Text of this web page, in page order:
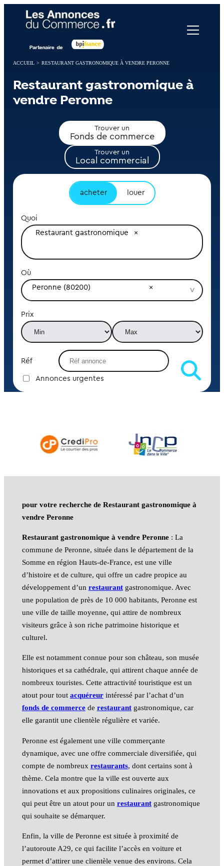
ACCUEIL > RESTAURANT GASTRONOMIQUE À VENDRE PERONNE
Restaurant gastronomique à
vendre Peronne
Trouver un
Fonds de commerce
Trouver un
Local commercial
acheter louer
Quoi
Restaurant gastronomique
Où
Peronne (80200)
Prix
Réf
Annonces urgentes
pour votre recherche de Restaurant gastronomique à
vendre Peronne
Restaurant gastronomique à vendre Peronne: La
commune de Peronne, située dans le département de la
Somme en région Hauts-de-France, est une ville
d’histoire et de culture, qui offre un cadre propice au
développement d’un restaurantgastronomique. Avec
une population de près de 10 000 habitants, Peronne est
une ville de taille moyenne, qui attire de nombreux
visiteurs grâce à son riche patrimoine historique et
culturel.
Elle est notamment connue pour son château, son musée
historiques et sa cathédrale, qui attirent chaque année de
nombreux touristes. Cette attractivité touristique est un
atout pour tout acquéreurintéressé par l’achat d’un
fonds de commercede restaurantgastronomique, car
elle garantit une clientèle régulière et variée.
Peronne est également une ville commerçante
dynamique, avec une offre commerciale diversifiée, qui
compte de nombreux restaurants, dont certains sont à
thème. Cela montre que la ville est ouverte aux
innovations et aux propositions culinaires originales, ce
qui peut être un atout pour un restaurantgastronomique
qui souhaite se démarquer.
Enfin, la ville de Peronne est située à proximité de
l’autoroute A29, ce qui facilite l’accès en voiture et
permet d’attirer une clientèle venue des environs. Cela
Panneau de gestion des cookies